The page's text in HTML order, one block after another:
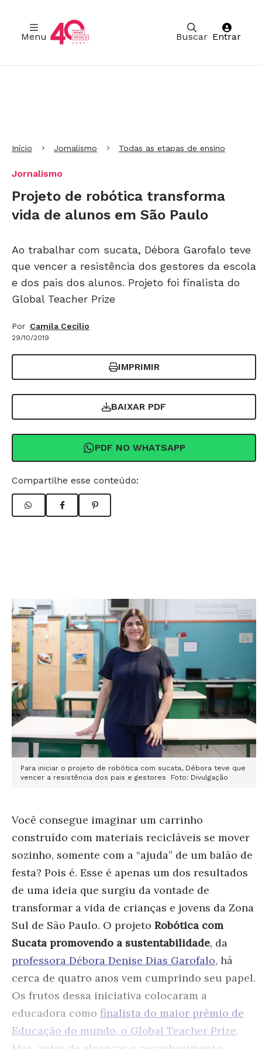
Buscar
Menu Entrar
Início Jornalismo Todas as etapas de ensino
Jornalismo
Projeto de robótica transforma
vida de alunos em São Paulo
Ao trabalhar com sucata, Débora Garofalo teve
que vencer a resistência dos gestores da escola
e dos pais dos alunos. Projeto foi finalista do
Global Teacher Prize
Por Camila Cecílio
29/10/2019
IMPRIMIR
BAIXAR PDF
PDF NO WHATSAPP
Compartilhe esse conteúdo:
Para iniciar o projeto de robótica com sucata, Débora teve que
vencer a resistência dos pais e gestores Foto: Divulgação
Você consegue imaginar um carrinho
construído com materiais recicláveis se mover
sozinho, somente com a “ajuda” de um balão de
festa? Pois é. Esse é apenas um dos resultados
de uma ideia que surgiu da vontade de
transformar a vida de crianças e jovens da Zona
Sul de São Paulo. O projeto Robótica com
Sucata promovendo a sustentabilidade, da
professora Débora Denise Dias Garofalo, há
cerca de quatro anos vem cumprindo seu papel.
Os frutos dessa iniciativa colocaram a
educadora como finalista do maior prêmio de
Educação do mundo, o Global Teacher Prize.